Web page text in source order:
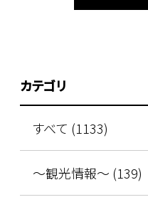
カテゴリ
すべて (1133)
～観光情報～ (139)